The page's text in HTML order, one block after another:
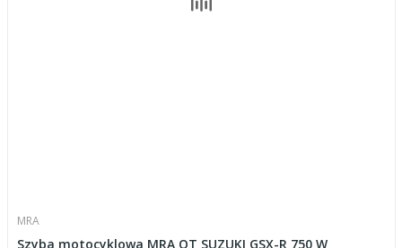
MRA
Szyba motocyklowa MRA OT SUZUKI GSX-R 750 W